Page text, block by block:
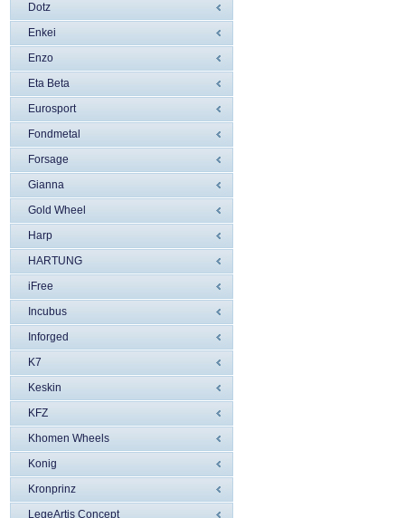
Dotz
Enkei
Enzo
Eta Beta
Eurosport
Fondmetal
Forsage
Gianna
Gold Wheel
Harp
HARTUNG
iFree
Incubus
Inforged
K7
Keskin
KFZ
Khomen Wheels
Konig
Kronprinz
LegeArtis Concept